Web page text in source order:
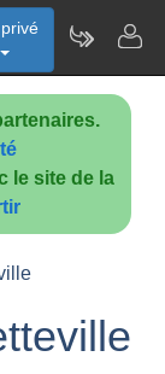
le site de la